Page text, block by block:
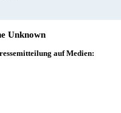
Unknown
auf Medien: